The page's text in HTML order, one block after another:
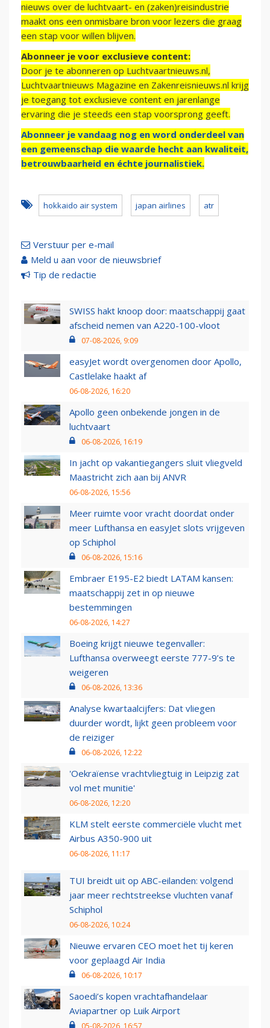
nieuws over de luchtvaart- en (zaken)reisindustrie
maakt ons een onmisbare bron voor lezers die graag
een stap voor willen blijven.
Abonneer je voor exclusieve content:
Door je te abonneren op Luchtvaartnieuws.nl,
Luchtvaartnieuws Magazine en Zakenreisnieuws.nl krijg
je toegang tot exclusieve content en jarenlange
ervaring die je steeds een stap voorsprong geeft.
Abonneer je vandaag nog en word onderdeel van
een gemeenschap die waarde hecht aan kwaliteit,
betrouwbaarheid en échte journalistiek.
hokkaido air system japan airlines atr
Verstuur per e-mail
Meld u aan voor de nieuwsbrief
Tip de redactie
SWISS hakt knoop door: maatschappij gaat
afscheid nemen van A220-100-vloot
07-08-2026, 9:09
easyJet wordt overgenomen door Apollo,
Castlelake haakt af
06-08-2026, 16:20
Apollo geen onbekende jongen in de
luchtvaart
06-08-2026, 16:19
In jacht op vakantiegangers sluit vliegveld
Maastricht zich aan bij ANVR
06-08-2026, 15:56
Meer ruimte voor vracht doordat onder
meer Lufthansa en easyJet slots vrijgeven
op Schiphol
06-08-2026, 15:16
Embraer E195-E2 biedt LATAM kansen:
maatschappij zet in op nieuwe
bestemmingen
06-08-2026, 14:27
Boeing krijgt nieuwe tegenvaller:
Lufthansa overweegt eerste 777-9’s te
weigeren
06-08-2026, 13:36
Analyse kwartaalcijfers: Dat vliegen
duurder wordt, lijkt geen probleem voor
de reiziger
06-08-2026, 12:22
'Oekraïense vrachtvliegtuig in Leipzig zat
vol met munitie'
06-08-2026, 12:20
KLM stelt eerste commerciële vlucht met
Airbus A350-900 uit
06-08-2026, 11:17
TUI breidt uit op ABC-eilanden: volgend
jaar meer rechtstreekse vluchten vanaf
Schiphol
06-08-2026, 10:24
Nieuwe ervaren CEO moet het tij keren
voor geplaagd Air India
06-08-2026, 10:17
Saoedi’s kopen vrachtafhandelaar
Aviapartner op Luik Airport
05-08-2026, 16:57